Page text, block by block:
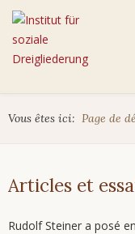
Vous êtes ici: Page de
Articles et
Rudolf Steiner a posé